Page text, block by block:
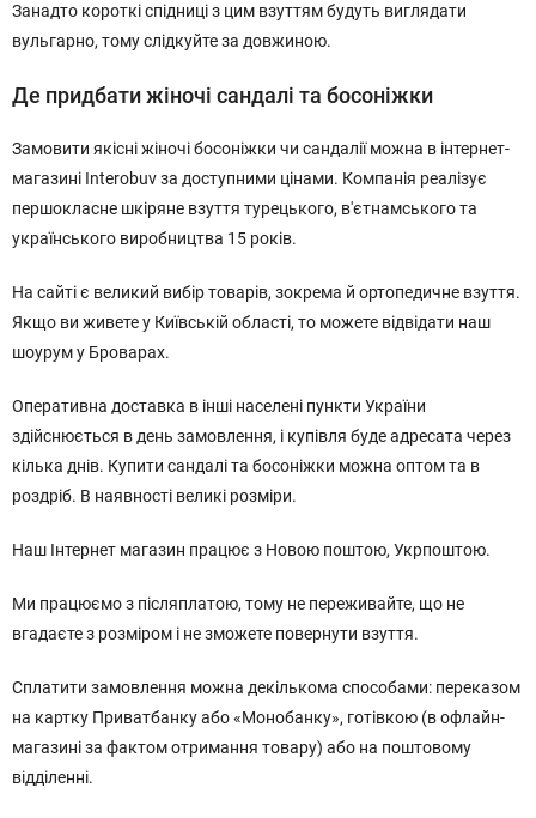
Занадто короткі спідниці з цим взуттям будуть виглядати
вульгарно, тому слідкуйте за довжиною.
Де придбати жіночі сандалі та босоніжки
Замовити якісні жіночі босоніжки чи сандалії можна в інтернет-
магазині Interobuv за доступними цінами. Компанія реалізує
першокласне шкіряне взуття турецького, в'єтнамського та
українського виробництва 15 років.
На сайті є великий вибір товарів, зокрема й ортопедичне взуття.
Якщо ви живете у Київській області, то можете відвідати наш
шоурум у Броварах.
Оперативна доставка в інші населені пункти України
здійснюється в день замовлення, і купівля буде адресата через
кілька днів. Купити сандалі та босоніжки можна оптом та в
роздріб. В наявності великі розміри.
Наш Інтернет магазин працює з Новою поштою, Укрпоштою.
Ми працюємо з післяплатою, тому не переживайте, що не
вгадаєте з розміром і не зможете повернути взуття.
Сплатити замовлення можна декількома способами: переказом
на картку Приватбанку або «Монобанку», готівкою (в офлайн-
магазині за фактом отримання товару) або на поштовому
відділенні.